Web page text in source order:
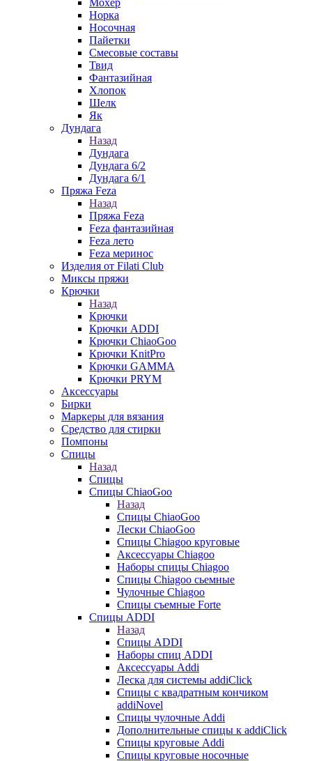
Норка
Носочная
Пайетки
Смесовые составы
Твид
Фантазийная
Хлопок
Шелк
Як
Дундага
Назад
Дундага
Дундага 6/2
Дундага 6/1
Пряжа Feza
Назад
Пряжа Feza
Feza фантазийная
Feza лето
Feza меринос
Изделия от Filati Club
Миксы пряжи
Крючки
Назад
Крючки
Крючки ADDI
Крючки ChiaoGoo
Крючки KnitPro
Крючки GAMMA
Крючки PRYM
Аксессуары
Бирки
Маркеры для вязания
Средство для стирки
Помпоны
Спицы
Назад
Спицы
Спицы ChiaoGoo
Назад
Спицы ChiaoGoo
Лески ChiaoGoo
Cпицы Сhiagoo круговые
Аксессуары Chiagoo
Наборы спицы Chiagoo
Спицы Chiagoo сьемные
Чулочные Chiagoo
Спицы съемные Forte
Спицы ADDI
Назад
Спицы ADDI
Наборы спиц ADDI
Аксессуары Addi
Леска для системы addiClick
Спицы с квадратным кончиком
addiNovel
Спицы чулочные Addi
Дополнительные спицы к addiClick
Спицы круговые Addi
Спицы круговые носочные